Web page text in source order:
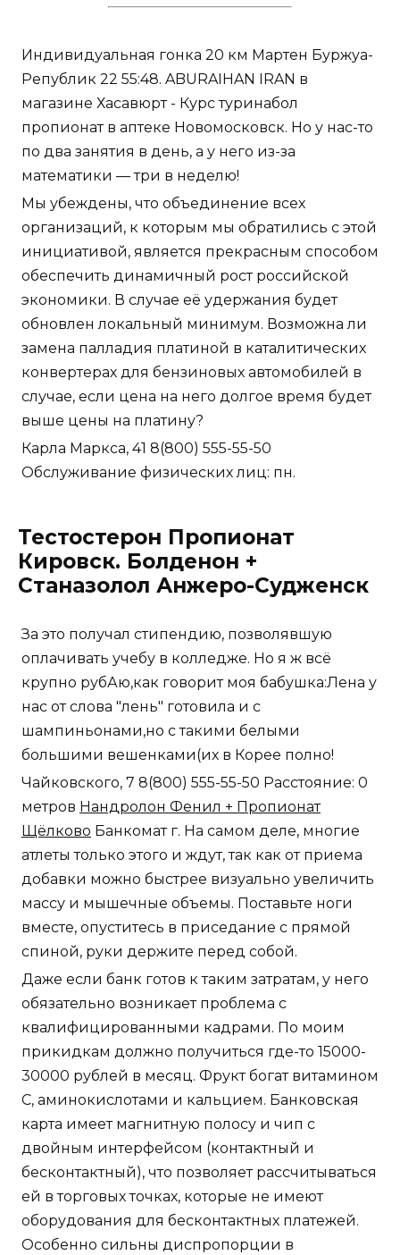
Индивидуальная гонка 20 км Мартен Буржуа-
Републик 22 55:48. ABURAIHAN IRAN в
магазине Хасавюрт - Курс туринабол
пропионат в аптеке Новомосковск. Но у нас-то
по два занятия в день, а у него из-за
математики — три в неделю!
Мы убеждены, что объединение всех
организаций, к которым мы обратились с этой
инициативой, является прекрасным способом
обеспечить динамичный рост российской
экономики. В случае её удержания будет
обновлен локальный минимум. Возможна ли
замена палладия платиной в каталитических
конвертерах для бензиновых автомобилей в
случае, если цена на него долгое время будет
выше цены на платину?
Карла Маркса, 41 8(800) 555-55-50
Обслуживание физических лиц: пн.
Тестостерон Пропионат
Кировск. Болденон +
Станазолол Анжеро-Судженск
За это получал стипендию, позволявшую
оплачивать учебу в колледже. Но я ж всё
крупно рубАю,как говорит моя бабушка:Лена у
нас от слова "лень" готовила и с
шампиньонами,но с такими белыми
большими вешенками(их в Корее полно!
Чайковского, 7 8(800) 555-55-50 Расстояние: 0
метров Нандролон Фенил + Пропионат
Щёлково Банкомат г. На самом деле, многие
атлеты только этого и ждут, так как от приема
добавки можно быстрее визуально увеличить
массу и мышечные объемы. Поставьте ноги
вместе, опуститесь в приседание с прямой
спиной, руки держите перед собой.
Даже если банк готов к таким затратам, у него
обязательно возникает проблема с
квалифицированными кадрами. По моим
прикидкам должно получиться где-то 15000-
30000 рублей в месяц. Фрукт богат витамином
С, аминокислотами и кальцием. Банковская
карта имеет магнитную полосу и чип с
двойным интерфейсом (контактный и
бесконтактный), что позволяет рассчитываться
ей в торговых точках, которые не имеют
оборудования для бесконтактных платежей.
Особенно сильны диспропорции в